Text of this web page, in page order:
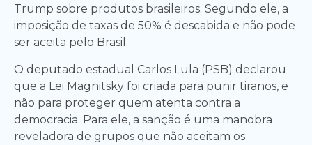
Trump sobre produtos brasileiros. Segundo ele, a
imposição de taxas de 50% é descabida e não pode
ser aceita pelo Brasil.
O deputado estadual Carlos Lula (PSB) declarou
que a Lei Magnitsky foi criada para punir tiranos, e
não para proteger quem atenta contra a
democracia. Para ele, a sanção é uma manobra
reveladora de grupos que não aceitam os